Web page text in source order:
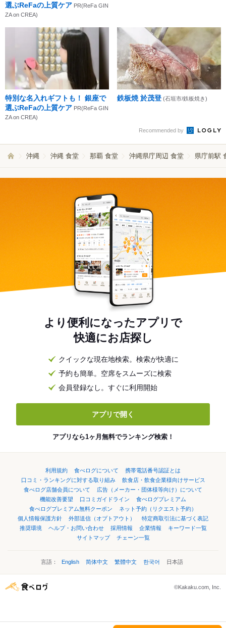
選ぶReFaの上質ケア PR(ReFa GIN
ZA on CREA)
特別な名入れギフトも！ 銀座で
選ぶReFaの上質ケア PR(ReFa GIN
ZA on CREA)
鉄板焼 於茂登 (石垣市/鉄板焼き)
Recommended by
沖縄 沖縄 食堂 那覇 食堂 沖縄県庁周辺 食堂 県庁前駅
より便利になったアプリで
快適にお店探し
クイックな現在地検索。検索が快適に
予約も簡単。空席をスムーズに検索
会員登録なし。すぐに利用開始
アプリで開く
アプリなら1ヶ月無料でランキング検索！
利用規約 食べログについて
携帯電話番号認証とは
口コミ・ランキングに対する取り組み
飲食店・飲食企業様向けサービス
食べログ店舗会員について
広告（メーカー・団体様等向け）について
機能改善要望
口コミガイドライン
食べログプレミアム
食べログプレミアム無料クーポン
ネット予約（リクエスト予約）
個人情報保護方針
外部送信（オプトアウト）
特定商取引法に基づく表記
推奨環境
ヘルプ・お問い合わせ 採用情報 企業情報
キーワード一覧
サイトマップ
チェーン一覧
言語： English 简体中文 繁體中文 한국어 日本語
©Kakaku.com, Inc.